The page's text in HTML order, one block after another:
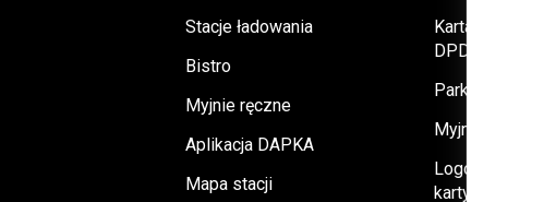
Stacje ładowania
Bistro
Myjnie ręczne
Aplikacja DAPKA
Mapa stacji
Karta paliwowa
DPDRIVE
Parkingi TIR
Myjnie TIR
Logowanie do
karty paliwowej